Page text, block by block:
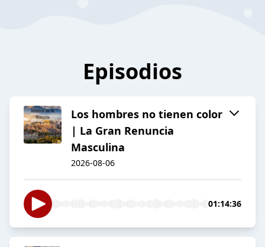
Episodios
Los hombres no tienen color
| La Gran Renuncia
Masculina
2026-08-06
01:14:36